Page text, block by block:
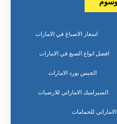
اسعار الاصباغ في الامارات
افضل انواع الصبغ في الامارات
الجبس بورد الامارات
السيراميك الاماراتي للارضيات
للحمامات